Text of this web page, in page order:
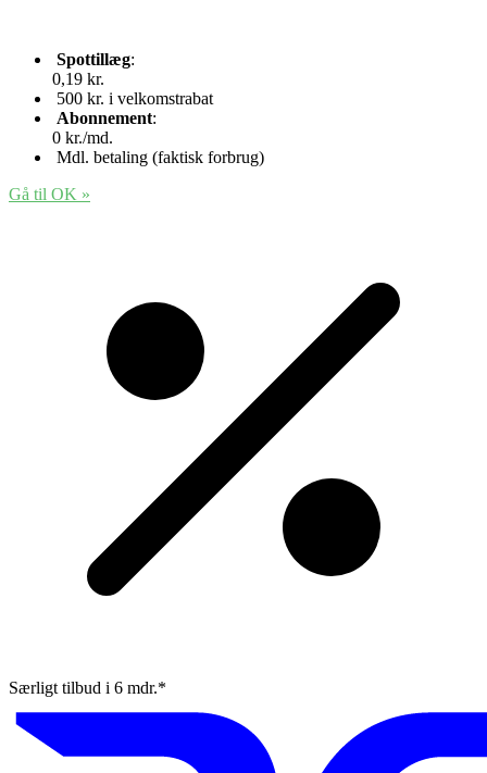
Spottillæg:
0,19 kr.
500 kr. i velkomstrabat
Abonnement:
0 kr./md.
Mdl. betaling (faktisk forbrug)
Gå til OK »
Særligt tilbud i 6 mdr.*